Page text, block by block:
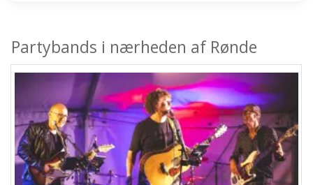
Partybands i nærheden af Rønde